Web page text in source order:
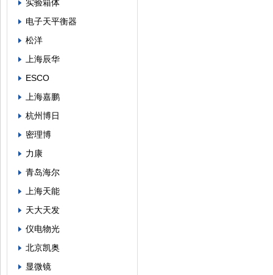
实验箱体
电子天平衡器
松洋
上海辰华
ESCO
上海嘉鹏
杭州博日
密理博
力康
青岛海尔
上海天能
天大天发
仪电物光
北京凯奥
显微镜